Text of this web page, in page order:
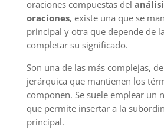
oraciones compuestas del
oraciones, existe una que se
principal y otra que depende de
completar su significado.
Son una de las más complejas,
jerárquica que mantienen los
componen. Se suele emplear un
que permite insertar a la
principal.